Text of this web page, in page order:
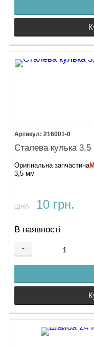
216001-0
Сталева кулька
Оригінальна запчастина
3,5 мм
ЦІНА: 10 грн.
В наявності
-